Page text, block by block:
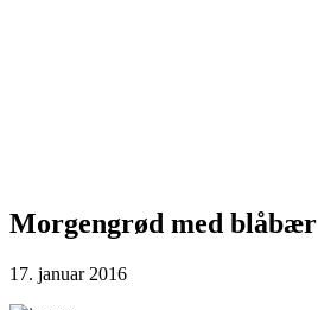
Morgengrød med blåbær
17. januar 2016